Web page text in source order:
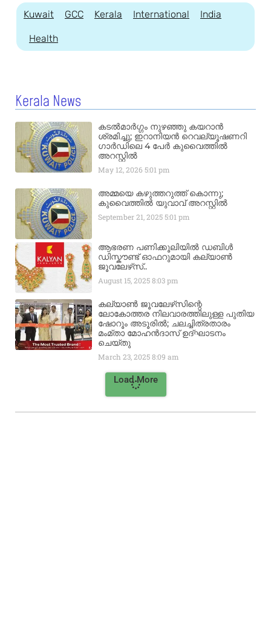
Kuwait GCC Kerala International India
Health
Kerala News
കടൽമാർഗ്ഗം നുഴഞ്ഞു കയറാൻ
ശ്രമിച്ചു; ഇറാനിയൻ റെവല്യൂഷണറി
ഗാർഡിലെ 4 പേർ കുവൈത്തിൽ
അറസ്റ്റിൽ
May 12, 20265:01 pm
അമ്മയെ കഴുത്തറുത്ത് കൊന്നു;
കുവൈത്തിൽ യുവാവ് അറസ്റ്റിൽ
September 21, 20255:01 pm
ആഭരണ പണിക്കൂലിയിൽ ഡബിൾ
ഡിസ്കൗണ്ട് ഓഫറുമായി കല്യാൺ
ജൂവലേഴ്‌സ്..
August 15, 20258:03 pm
കല്യാൺ ജൂവലേഴ്‌സിന്റെ
ലോകോത്തര നിലവാരത്തിലുള്ള പുതിയ
ഷോറൂം അടൂരിൽ; ചലച്ചിത്രതാരം
മംമ്താ മോഹൻദാസ് ഉദ്ഘാടനം
ചെയ്‌തു
March 23, 20258:09 am
Load More